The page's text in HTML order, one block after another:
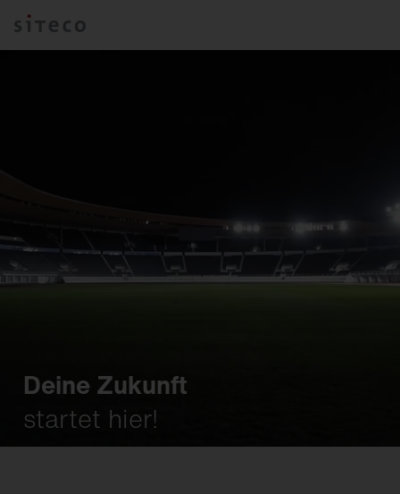
Deine Zukunft ​
startet hier!